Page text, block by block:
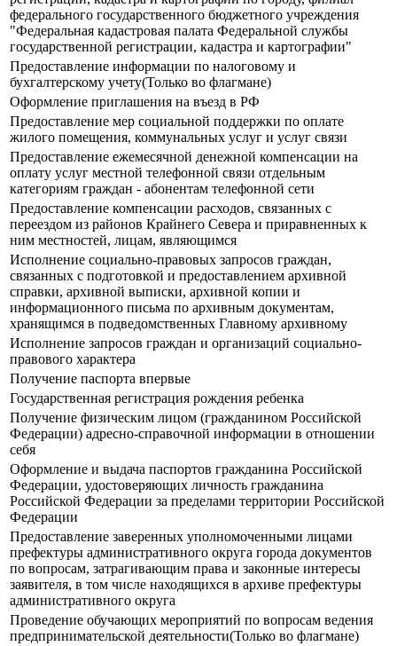
федерального государственного бюджетного учреждения
"Федеральная кадастровая палата Федеральной службы
государственной регистрации, кадастра и картографии"
Предоставление информации по налоговому и
бухгалтерскому учету(Только во флагмане)
Оформление приглашения на въезд в РФ
Предоставление мер социальной поддержки по оплате
жилого помещения, коммунальных услуг и услуг связи
Предоставление ежемесячной денежной компенсации на
оплату услуг местной телефонной связи отдельным
категориям граждан - абонентам телефонной сети
Предоставление компенсации расходов, связанных с
переездом из районов Крайнего Севера и приравненных к
ним местностей, лицам, являющимся
Исполнение социально-правовых запросов граждан,
связанных с подготовкой и предоставлением архивной
справки, архивной выписки, архивной копии и
информационного письма по архивным документам,
хранящимся в подведомственных Главному архивному
Исполнение запросов граждан и организаций социально-
правового характера
Получение паспорта впервые
Государственная регистрация рождения ребенка
Получение физическим лицом (гражданином Российской
Федерации) адресно-справочной информации в отношении
себя
Оформление и выдача паспортов гражданина Российской
Федерации, удостоверяющих личность гражданина
Российской Федерации за пределами территории Российской
Федерации
Предоставление заверенных уполномоченными лицами
префектуры административного округа города документов
по вопросам, затрагивающим права и законные интересы
заявителя, в том числе находящихся в архиве префектуры
административного округа
Проведение обучающих мероприятий по вопросам ведения
предпринимательской деятельности(Только во флагмане)